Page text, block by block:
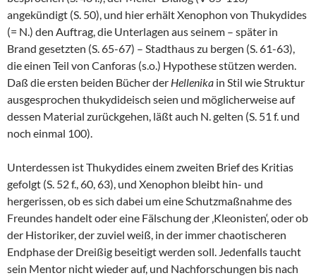
angekündigt (S. 50), und hier erhält Xenophon von Thukydides
(= N.) den Auftrag, die Unterlagen aus seinem – später in
Brand gesetzten (S. 65-67) – Stadthaus zu bergen (S. 61-63),
die einen Teil von Canforas (s.o.) Hypothese stützen werden.
Daß die ersten beiden Bücher der Hellenika in Stil wie Struktur
ausgesprochen thukydideisch seien und möglicherweise auf
dessen Material zurückgehen, läßt auch N. gelten (S. 51 f. und
noch einmal 100).
Unterdessen ist Thukydides einem zweiten Brief des Kritias
gefolgt (S. 52 f., 60, 63), und Xenophon bleibt hin- und
hergerissen, ob es sich dabei um eine Schutzmaßnahme des
Freundes handelt oder eine Fälschung der ‚Kleonisten‘, oder ob
der Historiker, der zuviel weiß, in der immer chaotischeren
Endphase der Dreißig beseitigt werden soll. Jedenfalls taucht
sein Mentor nicht wieder auf, und Nachforschungen bis nach